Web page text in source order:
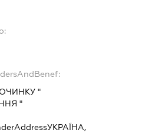
"
"
УКРАЇНА,